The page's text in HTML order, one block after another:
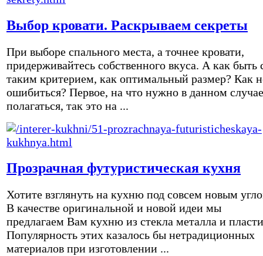
Выбор кровати. Раскрываем секреты
При выборе спального места, а точнее кровати,
придерживайтесь собственного вкуса. А как быть
таким критерием, как оптимальный размер? Как
ошибиться? Первое, на что нужно в данном случае
полагаться, так это на ...
Прозрачная футуристическая кухня
Хотите взглянуть на кухню под совсем новым
В качестве оригинальной и новой идеи мы
предлагаем Вам кухню из стекла металла и
Популярность этих казалось бы нетрадиционных
материалов при изготовлении ...